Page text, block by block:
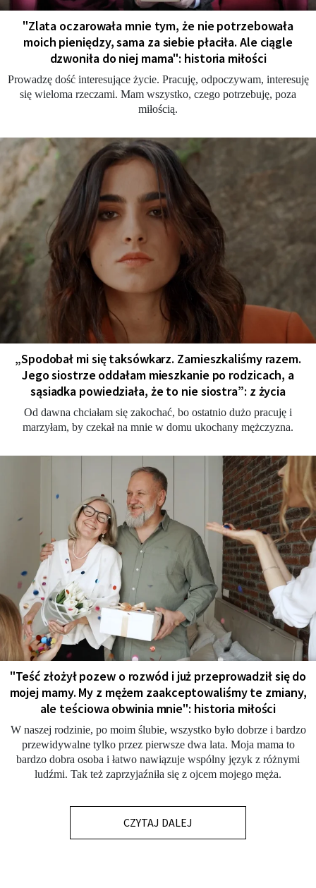
"Zlata oczarowała mnie tym, że nie potrzebowała
moich pieniędzy, sama za siebie płaciła. Ale ciągle
dzwoniła do niej mama": historia miłości
Prowadzę dość interesujące życie. Pracuję, odpoczywam, interesuję
się wieloma rzeczami. Mam wszystko, czego potrzebuję, poza
miłością.
„Spodobał mi się taksówkarz. Zamieszkaliśmy razem.
Jego siostrze oddałam mieszkanie po rodzicach, a
sąsiadka powiedziała, że to nie siostra”: z życia
Od dawna chciałam się zakochać, bo ostatnio dużo pracuję i
marzyłam, by czekał na mnie w domu ukochany mężczyzna.
"Teść złożył pozew o rozwód i już przeprowadził się do
mojej mamy. My z mężem zaakceptowaliśmy te zmiany,
ale teściowa obwinia mnie": historia miłości
W naszej rodzinie, po moim ślubie, wszystko było dobrze i bardzo
przewidywalne tylko przez pierwsze dwa lata. Moja mama to
bardzo dobra osoba i łatwo nawiązuje wspólny język z różnymi
ludźmi. Tak też zaprzyjaźniła się z ojcem mojego męża.
CZYTAJ DALEJ